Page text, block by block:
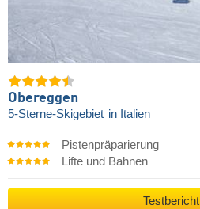
Obereggen
5-Sterne-Skigebiet in Italien
Pistenpräparierung
Lifte und Bahnen
Testbericht